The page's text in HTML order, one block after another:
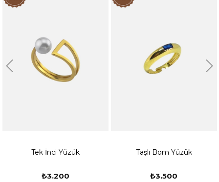
Tek İnci Yüzük
₺3.200
Taşlı Bom Yüzük
₺3.500